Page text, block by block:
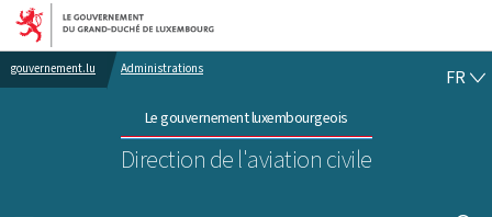
Aller au menu principal
Aller au contenu
gouvernement.lu Administrations
Le gouvernement luxembourgeois
Direction de l'aviation civile
FR